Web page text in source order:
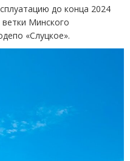
до конца 2024
Минского
«Слуцкое».